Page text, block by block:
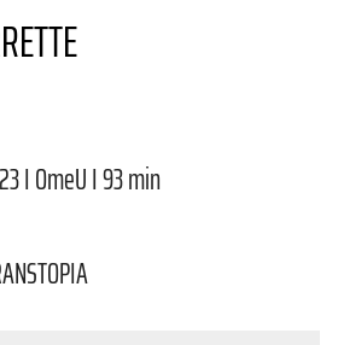
I OmeU I 93 min